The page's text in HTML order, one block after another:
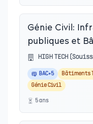
Génie Civil:
publiques et
HIGH TECH
BAC+5
Bâtiments
Génie Civil
5ans